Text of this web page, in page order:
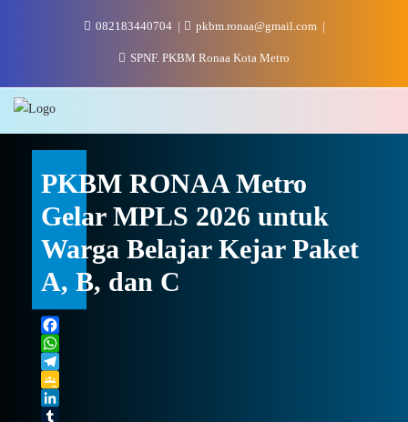
082183440704 pkbm.ronaa@gmail.com
SPNF. PKBM Ronaa Kota Metro
PKBM RONAA Metro
Gelar MPLS 2026 untuk
Warga Belajar Kejar Paket
A, B, dan C
Facebook
WhatsApp
Telegram
Google
Classroom
LinkedIn